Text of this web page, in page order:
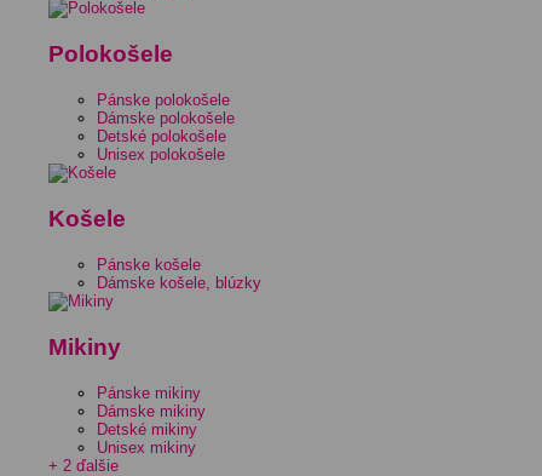
Polokošele
Pánske polokošele
Dámske polokošele
Detské polokošele
Unisex polokošele
Košele
Pánske košele
Dámske košele, blúzky
Mikiny
Pánske mikiny
Dámske mikiny
Detské mikiny
Unisex mikiny
+ 2 ďalšie